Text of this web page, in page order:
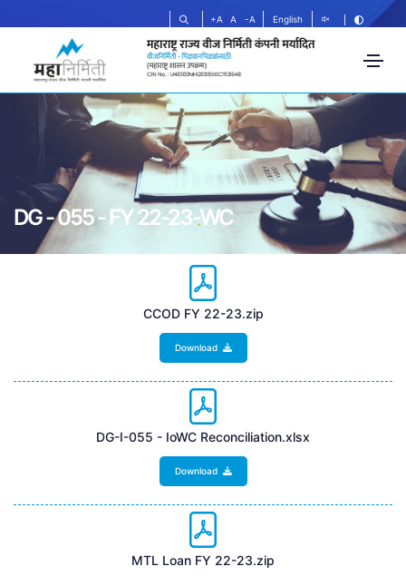
+A A -A English
DG - 055 - FY 22-23-WC
CCOD FY 22-23.zip
Download
DG-I-055 - IoWC Reconciliation.xlsx
Download
MTL Loan FY 22-23.zip